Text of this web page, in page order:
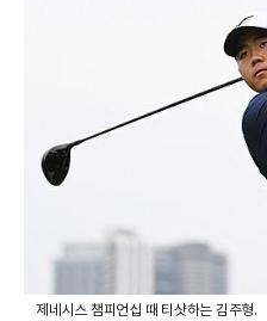
제네시스 챔피언십 때 티샷하는 김주형.